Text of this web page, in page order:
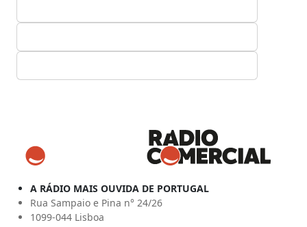
A RÁDIO MAIS OUVIDA DE PORTUGAL
Rua Sampaio e Pina n° 24/26
1099-044 Lisboa